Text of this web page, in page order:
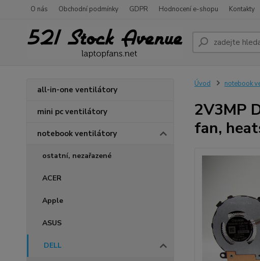
O nás Obchodní podmínky GDPR Hodnocení e-shopu Kontakty
all-in-one ventilátory
mini pc ventilátory
notebook ventilátory
ostatní, nezařazené
ACER
Apple
ASUS
DELL
Úvod notebook
2V3MP
fan,